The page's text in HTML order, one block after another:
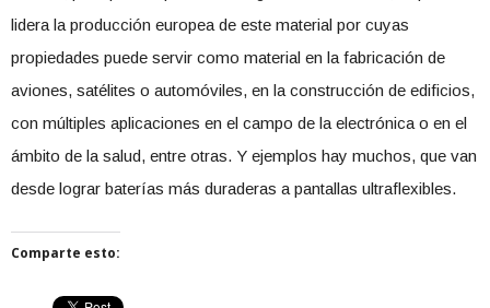
lidera la producción europea de este material por cuyas
propiedades puede servir como material en la fabricación de
aviones, satélites o automóviles, en la construcción de edificios,
con múltiples aplicaciones en el campo de la electrónica o en el
ámbito de la salud, entre otras. Y ejemplos hay muchos, que van
desde lograr baterías más duraderas a pantallas ultraflexibles.
Comparte esto: